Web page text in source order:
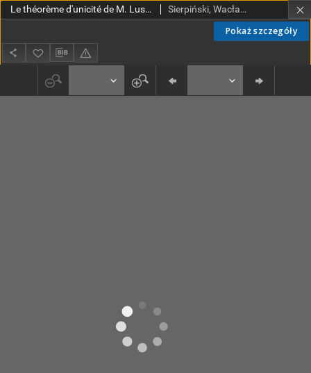
Pokaż szczegóły
Le théorème d'unicité de M. Lusin pour les espaces abstraits Sierpiński, Wacław (1882-1969). Red.; Mazurkiewicz, Stefan (1888-1945). Red.